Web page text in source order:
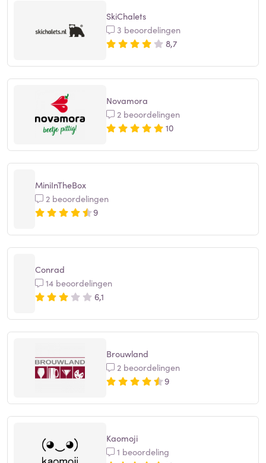
SkiChalets
3 beoordelingen
8,7
Novamora
2 beoordelingen
10
MiniInTheBox
2 beoordelingen
9
Conrad
14 beoordelingen
6,1
Brouwland
2 beoordelingen
9
Kaomoji
1 beoordeling